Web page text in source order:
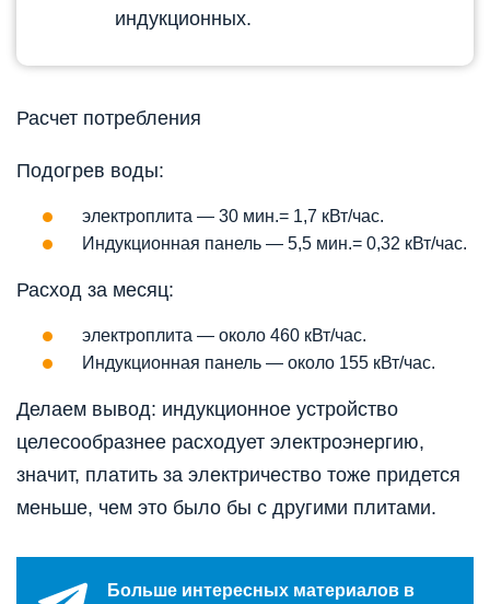
индукционных.
Расчет потребления
Подогрев воды:
электроплита — 30 мин.= 1,7 кВт/час.
Индукционная панель — 5,5 мин.= 0,32 кВт/час.
Расход за месяц:
электроплита — около 460 кВт/час.
Индукционная панель — около 155 кВт/час.
Делаем вывод: индукционное устройство
целесообразнее расходует электроэнергию,
значит, платить за электричество тоже придется
меньше, чем это было бы с другими плитами.
Больше интересных материалов в